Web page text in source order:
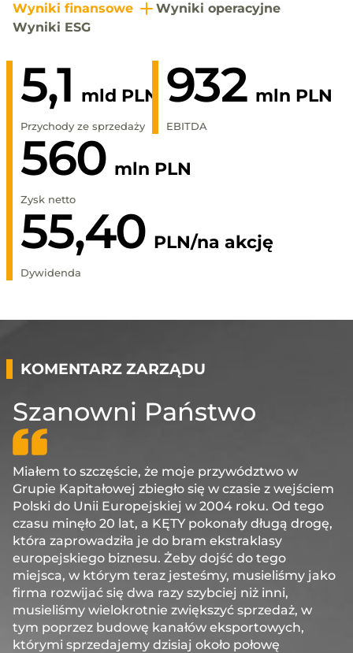
Wyniki finansowe
Wyniki operacyjne
Wyniki ESG
5,1 mld PLN
Przychody ze sprzedaży
932 mln PLN
EBITDA
560 mln PLN
Zysk netto
55,40 PLN/na akcję
Dywidenda
KOMENTARZ ZARZĄDU
Szanowni Państwo
Miałem to szczęście, że moje przywództwo w
Grupie Kapitałowej zbiegło się w czasie z wejściem
Polski do Unii Europejskiej w 2004 roku. Od tego
czasu minęło 20 lat, a KĘTY pokonały długą drogę,
która zaprowadziła je do bram ekstraklasy
europejskiego biznesu. Żeby dojść do tego
miejsca, w którym teraz jesteśmy, musieliśmy jako
firma rozwijać się dwa razy szybciej niż inni,
musieliśmy wielokrotnie zwiększyć sprzedaż, w
tym poprzez budowę kanałów eksportowych,
którymi sprzedajemy dzisiaj około połowę